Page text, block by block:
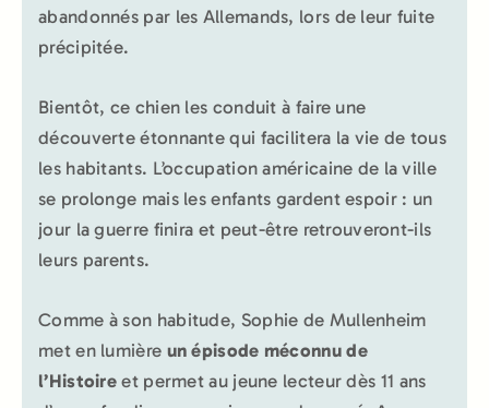
abandonnés par les Allemands, lors de leur fuite
précipitée.
Bientôt, ce chien les conduit à faire une
découverte étonnante qui facilitera la vie de tous
les habitants. L’occupation américaine de la ville
se prolonge mais les enfants gardent espoir : un
jour la guerre finira et peut-être retrouveront-ils
leurs parents.
Comme à son habitude, Sophie de Mullenheim
met en lumière un épisode méconnu de
l’Histoire et permet au jeune lecteur dès 11 ans